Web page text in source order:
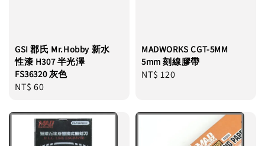
GSI 郡氏 Mr.Hobby 新水
性漆 H307 半光澤
FS36320 灰色
Regular
NT$ 60
MADWORKS CGT-5MM
5mm 刻線膠帶
Regular
NT$ 120